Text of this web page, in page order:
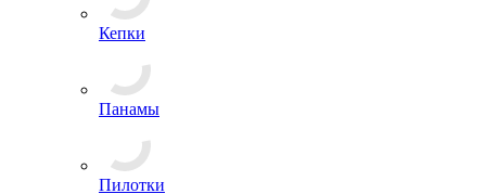
Кепки
Панамы
Пилотки